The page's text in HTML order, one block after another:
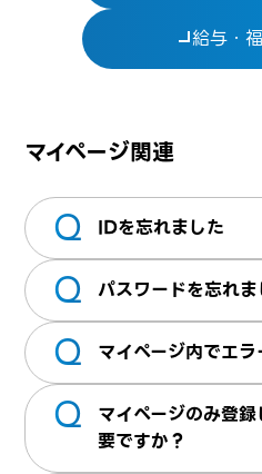
給与・
マイページ関連
Q IDを忘れました
ログインボタン内にあ
い。※2～3営業日以内
Q パスワードを忘れ
ログインボタン内にあ
できます。
Q マイページ内でエ
テクパス画面のTOPに
りご連絡をお願いいた
Q
マイページのみ登
要ですか？